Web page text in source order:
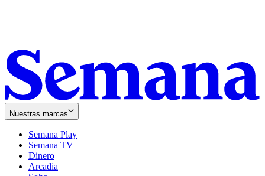
Nuestras marcas
Semana Play
Semana TV
Dinero
Arcadia